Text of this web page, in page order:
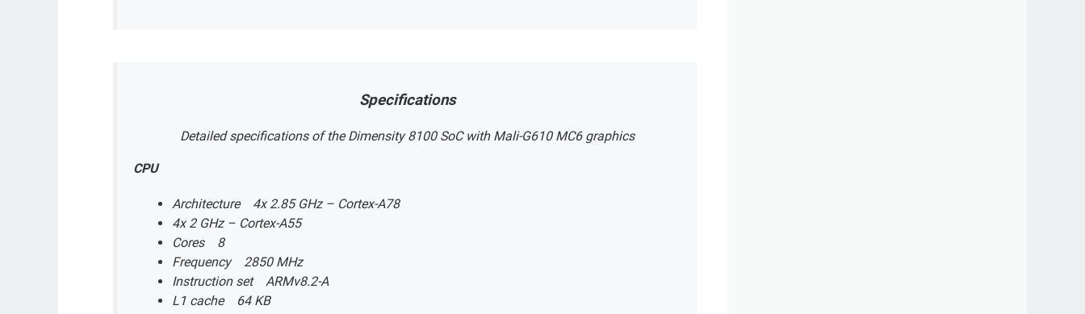
Specifications
Detailed specifications of the Dimensity 8100 SoC with Mali-G610 MC6 graphics
CPU
Architecture 4x 2.85 GHz – Cortex-A78
4x 2 GHz – Cortex-A55
Cores 8
Frequency 2850 MHz
Instruction set ARMv8.2-A
L1 cache 64 KB